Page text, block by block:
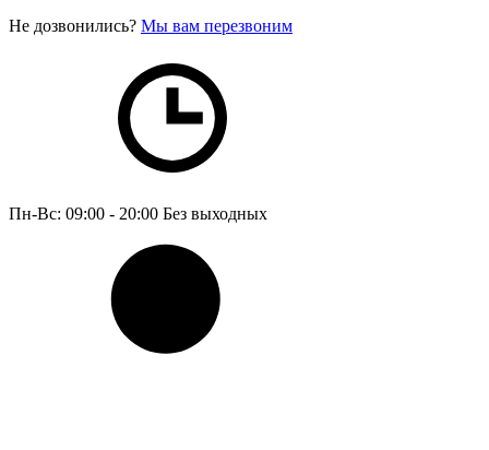
Не дозвонились? Мы вам перезвоним
Пн-Вс: 09:00 - 20:00 Без выходных